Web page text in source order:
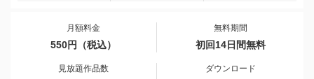
月額料金
550円（税込）
無料期間
初回14日間無料
見放題作品数 ダウンロード